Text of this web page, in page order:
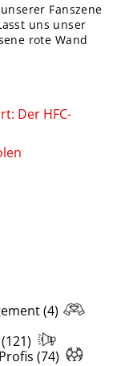
(4)
Profis (74)
Fanszene
uns unser
rote Wand
Der HFC-